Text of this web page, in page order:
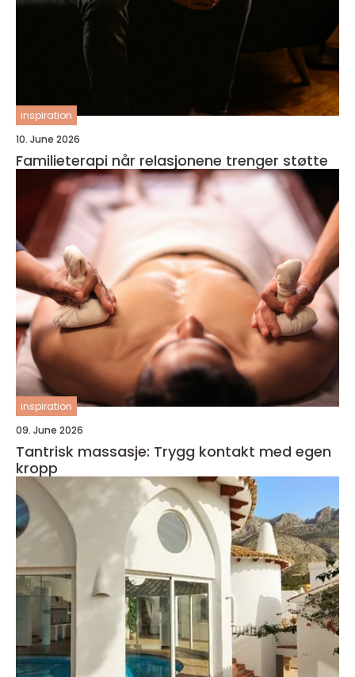
inspiration
10. June 2026
Familieterapi når relasjonene trenger støtte
inspiration
09. June 2026
Tantrisk massasje: Trygg kontakt med egen
kropp